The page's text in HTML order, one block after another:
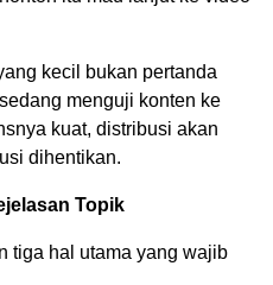
kecil bukan pertanda
menguji konten ke
kuat, distribusi akan
dihentikan.
Topik
tiga hal utama yang wajib